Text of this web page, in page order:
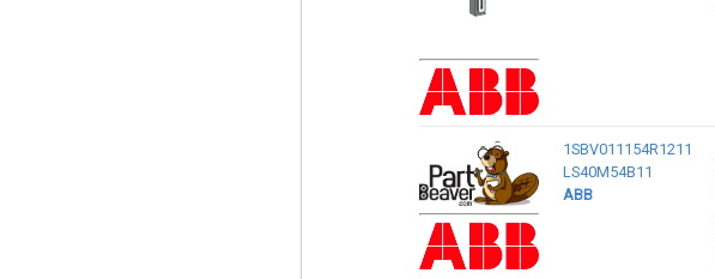
1SBV011154R1211
LS40M54B11
ABB